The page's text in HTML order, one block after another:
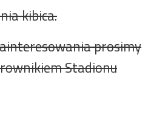
kibica.
prosimy
Stadionu